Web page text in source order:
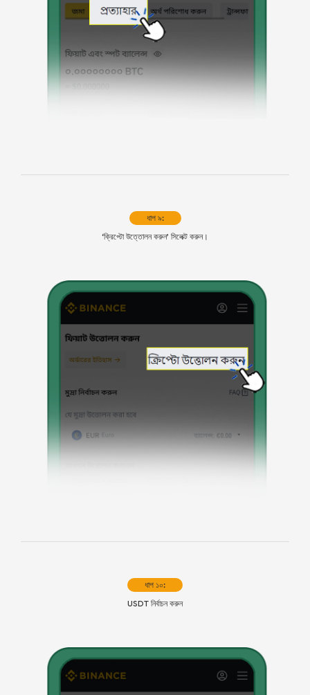
ধাপ ৯:
‘ক্রিপ্টো উত্তোলন করুন’ সিলেক্ট করুন।
ধাপ ১০:
USDT নির্বাচন করুন